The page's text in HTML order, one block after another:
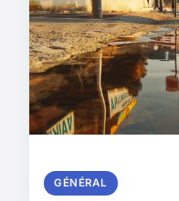
GÉNÉRAL